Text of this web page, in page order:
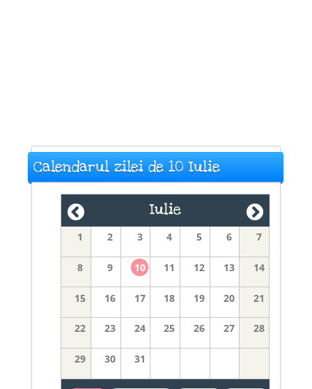
Calendarul zilei de 10 Iulie
Iulie
1 2 3 4 5 6 7
8 9 10 11 12 13 14
15 16 17 18 19 20 21
22 23 24 25 26 27 28
29 30 31